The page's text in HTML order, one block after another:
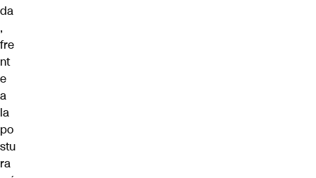
da
,
fre
nt
e
a
la
po
stu
ra